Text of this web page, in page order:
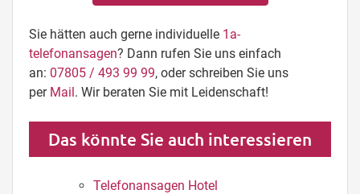
Sie hätten auch gerne individuelle 1a-
telefonansagen? Dann rufen Sie uns einfach
an: 07805 / 493 99 99, oder schreiben Sie uns
per Mail. Wir beraten Sie mit Leidenschaft!
Das könnte Sie auch interessieren
Telefonansagen Hotel